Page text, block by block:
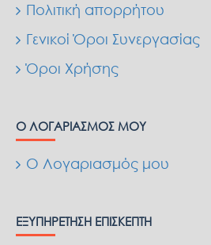
Πολιτική απορρήτου
Γενικοί Όροι Συνεργασίας
Όροι Χρήσης
Ο ΛΟΓΑΡΙΑΣΜΌΣ ΜΟΥ
Ο Λογαριασμός μου
ΕΞΥΠΗΡΈΤΗΣΗ ΕΠΙΣΚΈΠΤΗ